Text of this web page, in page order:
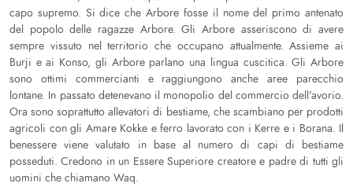
capo supremo. Si dice che Arbore fosse il nome del primo antenato
del popolo delle ragazze Arbore. Gli Arbore asseriscono di avere
sempre vissuto nel territorio che occupano attualmente. Assieme ai
Burji e ai Konso, gli Arbore parlano una lingua cuscitica. Gli Arbore
sono ottimi commercianti e raggiungono anche aree parecchio
lontane. In passato detenevano il monopolio del commercio dell'avorio.
Ora sono soprattutto allevatori di bestiame, che scambiano per prodotti
agricoli con gli Amare Kokke e ferro lavorato con i Kerre e i Borana. Il
benessere viene valutato in base al numero di capi di bestiame
posseduti. Credono in un Essere Superiore creatore e padre di tutti gli
uomini che chiamano Waq.